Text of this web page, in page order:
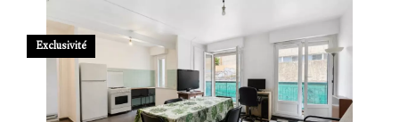
Exclusivité